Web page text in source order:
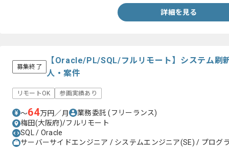
詳細を見る
募集終了
【Oracle/PL/SQL/フルリモート】システム刷
人・案件
リモートOK 参画実績あり
〜64万円／月 業務委託(フリーランス)
梅田(大阪府)/フルリモート
SQL / Oracle
サーバーサイドエンジニア / システムエンジニア(SE) / プログ